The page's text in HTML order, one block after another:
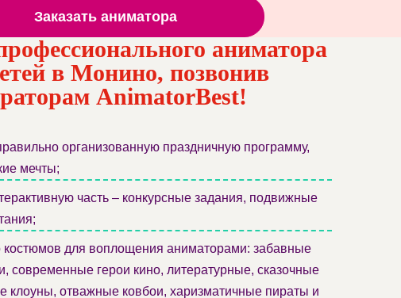
Заказать аниматора
аниматора
в Монино, позвонив
AnimatorBest!
организованную праздничную программу,
мечты;
часть – конкурсные задания, подвижные
костюмов для воплощения аниматорами: забавные
современные герои кино, литературные, сказочные
клоуны, отважные ковбои, харизматичные пираты и